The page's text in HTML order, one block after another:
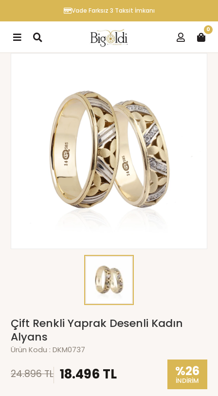
Vade Farksız 3 Taksit İmkanı
0
Çift Renkli Yaprak Desenli Kadın
Alyans
Ürün Kodu :DKM0737
24.896 TL 18.496 TL %26
İNDİRİM